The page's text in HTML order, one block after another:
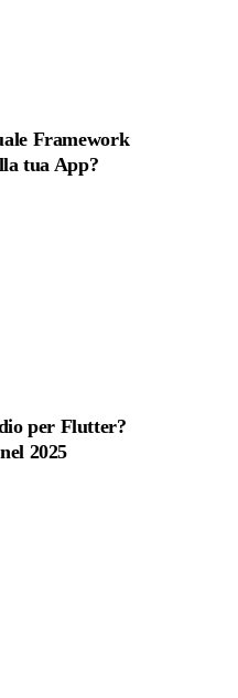
Framework
tua App?
per Flutter?
2025